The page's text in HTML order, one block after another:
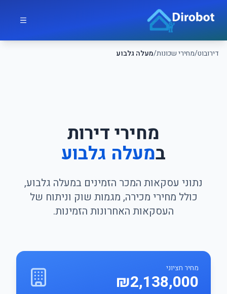
דירובוט/מחירי שכונות/מעלה גלבוע
דירובוט
מחירי דירות
במעלה גלבוע
נתוני עסקאות המכר הזמינים במעלה גלבוע,
כולל מחירי מכירה, מגמות שוק וניתוח של
העסקאות האחרונות הזמינות.
מחיר חציוני
₪2,138,000